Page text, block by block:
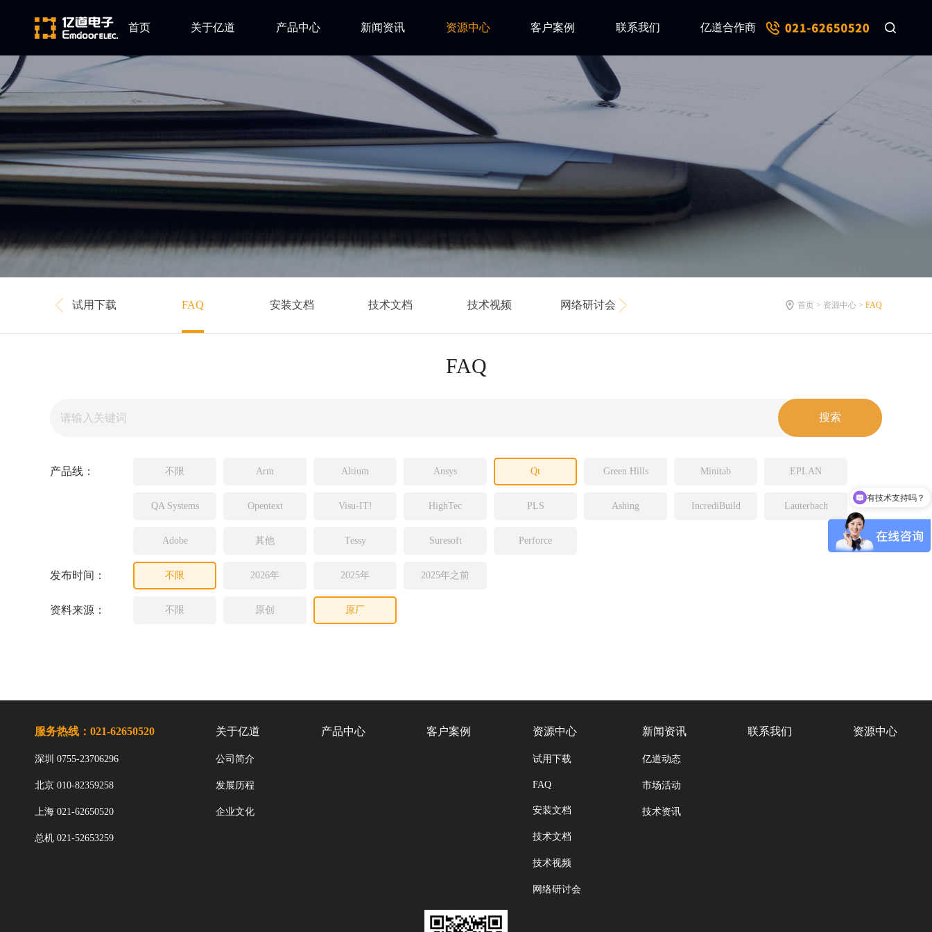
首页 关于亿道
企业文化
产品中心
Ansys
Qt
Green Hills
Minitab
Visu-IT
Source Insight
Incredibuild
新闻资讯
亿道动态
市场活动
资源中心
安装文档
技术文档
网络研讨会
客户案例 联系我们 亿道合作商
试用下载 FAQ 安装文档 技术文档 技术视频 网络研讨会 首页 > 资源中心 > FAQ
FAQ
产品线： 不限 Arm Altium Ansys Qt Green Hills Minitab EPLAN
QA Systems Opentext Visu-IT! HighTec PLS Ashing IncrediBuild Lauterbach
Adobe 其他 Tessy Suresoft Perforce
发布时间： 不限 2026年 2025年 2025年之前
资料来源： 不限 原创 原厂
服务热线：021-62650520
深圳 0755-23706296
北京 010-82359258
上海 021-62650520
总机 021-52653259
关于亿道
公司简介
发展历程
企业文化
产品中心 客户案例 资源中心
试用下载
FAQ
安装文档
技术文档
技术视频
网络研讨会
新闻资讯
亿道动态
市场活动
技术资讯
联系我们 资源中心
有技术支持吗？